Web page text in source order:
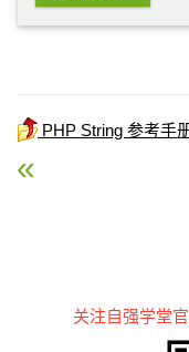
PHP String 参考手
« PHP
关注自强学堂